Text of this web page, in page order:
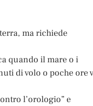
ma richiede
quando il mare o i
di volo o poche ore
l’orologio” e